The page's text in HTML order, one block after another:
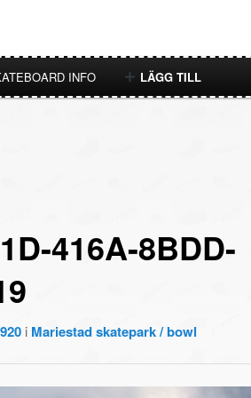
INFO LÄGG TILL
416A-8BDD-
i Mariestad skatepark / bowl